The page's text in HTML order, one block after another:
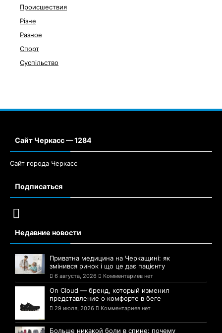
Происшествия
Різне
Разное
Спорт
Суспільство
Сайт Черкасс — 1284
Сайт города Черкасс
Подписаться
Недавние новости
Приватна медицина на Черкащині: як
змінився ринок і що це дає пацієнту
6 августа, 2026 Комментариев нет
On Cloud — бренд, который изменил
представление о комфорте в беге
29 июля, 2026 Комментариев нет
Больше никакой боли в спине: почему